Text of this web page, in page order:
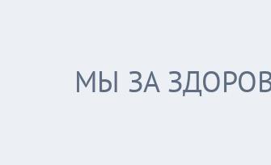
МЫ ЗА